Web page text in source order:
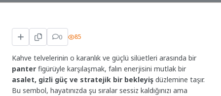
0 85
Kahve telvelerinin o karanlık ve güçlü silüetleri arasında bir
panter figürüyle karşılaşmak, falın enerjisini mutlak bir
asalet, gizli güç ve stratejik bir bekleyiş düzlemine taşır.
Bu sembol, hayatınızda şu sıralar sessiz kaldığınızı ama